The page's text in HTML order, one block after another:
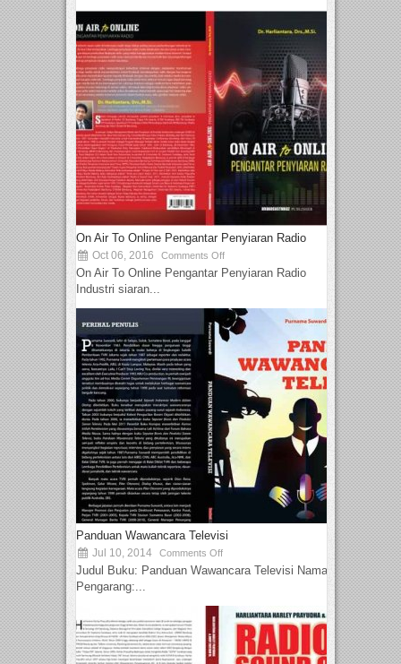
On Air To Online Pengantar Penyiaran Radio
Oct 06, 2016 Comments Off
On Air To Online Pengantar Penyiaran Radio
Industri siaran...
Panduan Wawancara Televisi
Jul 10, 2014 Comments Off
Judul Buku: Panduan Wawancara Televisi Nama
Pengarang:...